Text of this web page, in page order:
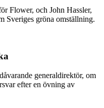
Flower, och John Hassler,
Sveriges gröna omställning.
generaldirektör, om
efter en övning av